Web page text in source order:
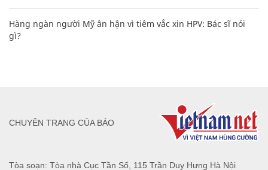
Hàng ngàn người Mỹ ân hận vì tiêm vắc xin HPV: Bác sĩ nói
gì?
Tòa soạn: Tòa nhà Cục Tần Số, 115 Trần Duy Hưng Hà Nội
CHUYÊN TRANG CỦA BÁO